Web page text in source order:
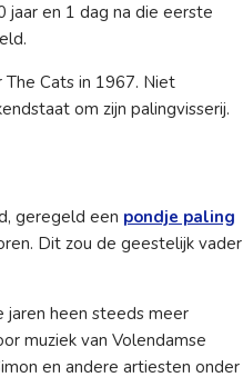
jaar en 1 dag na die eerste
Cats in 1967. Niet
om zijn palingvisserij.
geregeld een pondje paling
Dit zou de geestelijk vader
jaren heen steeds meer
muziek van Volendamse
en andere artiesten onder